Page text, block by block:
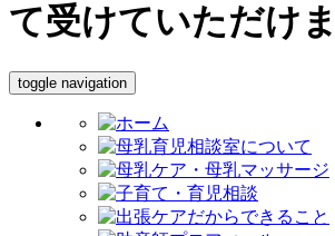
て受けていただけま
toggle navigation